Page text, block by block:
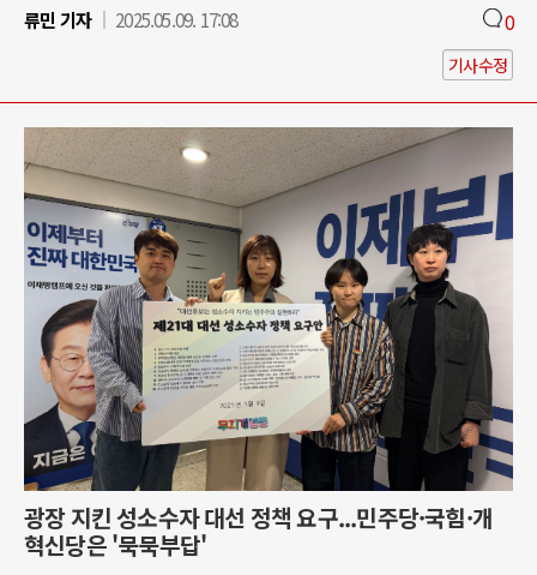
류민 기자
2025.05.09. 17:08 0
기사수정
광장 지킨 성소수자 대선 정책 요구...민주당·국힘·개
혁신당은 '묵묵부답'